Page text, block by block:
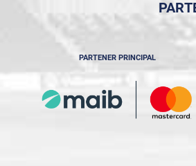
PARTENER PRINCIPAL